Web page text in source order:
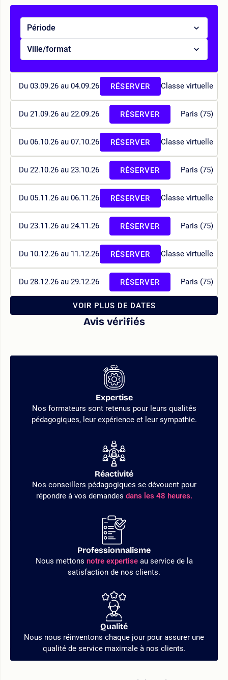
Période
Ville/format
Du 03.09.26 au 04.09.26 Classe virtuelle
RÉSERVER
Du 21.09.26 au 22.09.26 Paris (75)
RÉSERVER
Du 06.10.26 au 07.10.26 Classe virtuelle
RÉSERVER
Du 22.10.26 au 23.10.26 Paris (75)
RÉSERVER
Du 05.11.26 au 06.11.26 Classe virtuelle
RÉSERVER
Du 23.11.26 au 24.11.26 Paris (75)
RÉSERVER
Du 10.12.26 au 11.12.26 Classe virtuelle
RÉSERVER
Du 28.12.26 au 29.12.26 Paris (75)
RÉSERVER
VOIR PLUS DE DATES
Avis vérifiés
Expertise
Nos formateurs sont retenus pour leurs qualités
pédagogiques, leur expérience et leur sympathie.
Réactivité
Nos conseillers pédagogiques se dévouent pour
répondre à vos demandes dans les 48 heures.
Professionnalisme
Nous mettons notre expertiseau service de la
satisfaction de nos clients.
Qualité
Nous nous réinventons chaque jour pour assurer une
qualité de service maximale à nos clients.